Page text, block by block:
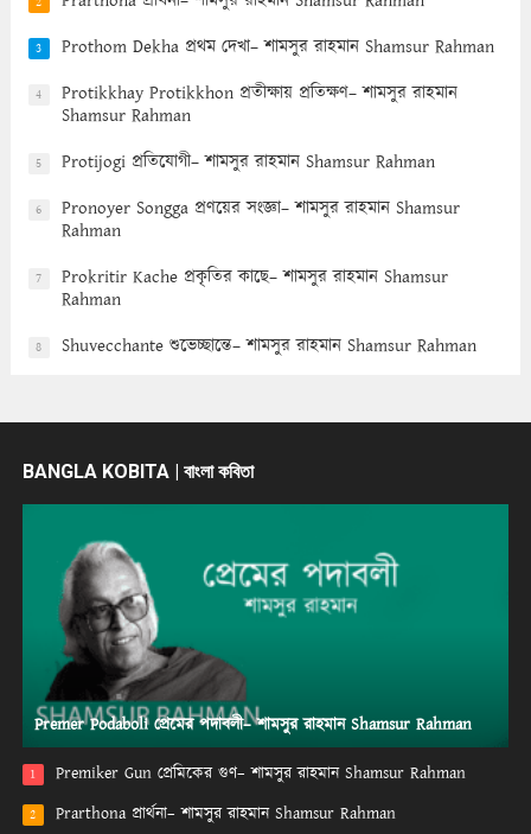
3 Prothom Dekha প্রথম দেখা– শামসুর রাহমান Shamsur Rahman
4
Protikkhay Protikkhon প্রতীক্ষায় প্রতিক্ষণ– শামসুর রাহমান
Shamsur Rahman
5 Protijogi প্রতিযোগী– শামসুর রাহমান Shamsur Rahman
6
Pronoyer Songga প্রণয়ের সংজ্ঞা– শামসুর রাহমান Shamsur
Rahman
7
Prokritir Kache প্রকৃতির কাছে– শামসুর রাহমান Shamsur
Rahman
8 Shuvecchante শুভেচ্ছান্তে– শামসুর রাহমান Shamsur Rahman
BANGLA KOBITA | বাংলা কবিতা
Premer Podaboli প্রেমের পদাবলী– শামসুর রাহমান Shamsur Rahman
1 Premiker Gun প্রেমিকের গুণ– শামসুর রাহমান Shamsur Rahman
2 Prarthona প্রার্থনা– শামসুর রাহমান Shamsur Rahman